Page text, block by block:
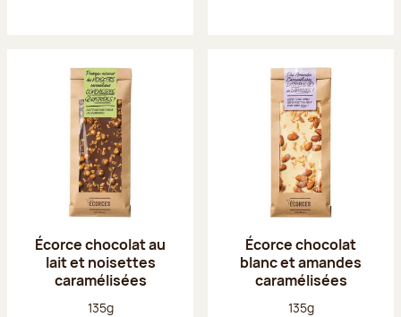
Écorce chocolat au
lait et noisettes
caramélisées
Poids net :
135g
Écorce chocolat
blanc et amandes
caramélisées
Poids net :
135g